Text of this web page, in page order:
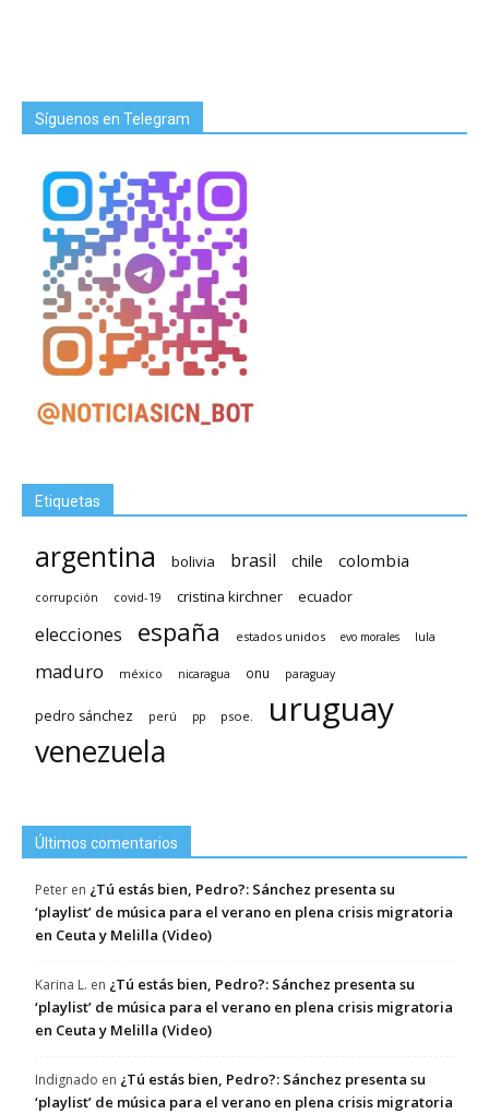
Síguenos en Telegram
Etiquetas
argentina bolivia brasil chile colombia
corrupción covid-19 cristina kirchner ecuador
elecciones españa estados unidos evo morales lula
maduro méxico nicaragua onu paraguay
pedro sánchez perú pp psoe. uruguay
venezuela
Últimos comentarios
Peter en ¿Tú estás bien, Pedro?: Sánchez presenta su
‘playlist’ de música para el verano en plena crisis migratoria
en Ceuta y Melilla (Video)
Karina L. en ¿Tú estás bien, Pedro?: Sánchez presenta su
‘playlist’ de música para el verano en plena crisis migratoria
en Ceuta y Melilla (Video)
Indignado en ¿Tú estás bien, Pedro?: Sánchez presenta su
‘playlist’ de música para el verano en plena crisis migratoria